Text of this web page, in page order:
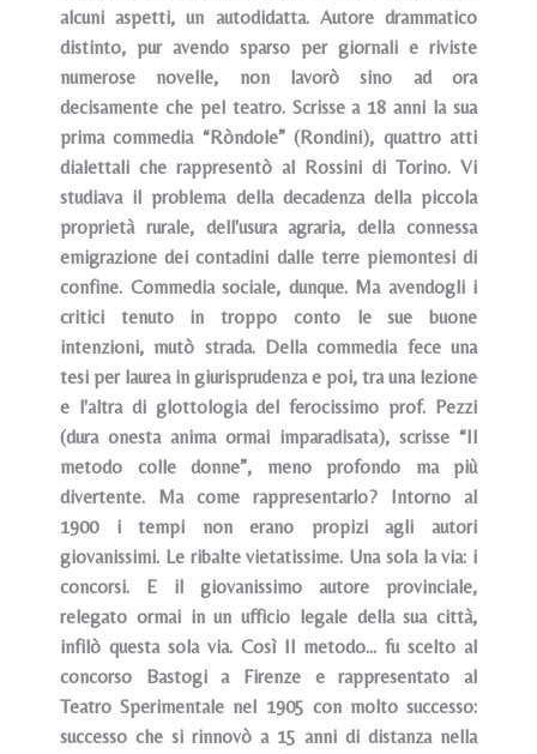
alcuni aspetti, un autodidatta. Autore drammatico
distinto, pur avendo sparso per giornali e riviste
numerose novelle, non lavorò sino ad ora
decisamente che pel teatro. Scrisse a 18 anni la sua
prima commedia “Ròndole” (Rondini), quattro atti
dialettali che rappresentò al Rossini di Torino. Vi
studiava il problema della decadenza della piccola
proprietà rurale, dell'usura agraria, della connessa
emigrazione dei contadini dalle terre piemontesi di
confine. Commedia sociale, dunque. Ma avendogli i
critici tenuto in troppo conto le sue buone
intenzioni, mutò strada. Della commedia fece una
tesi per laurea in giurisprudenza e poi, tra una lezione
e l'altra di glottologia del ferocissimo prof. Pezzi
(dura onesta anima ormai imparadisata), scrisse “Il
metodo colle donne”, meno profondo ma più
divertente. Ma come rappresentarlo? Intorno al
1900 i tempi non erano propizi agli autori
giovanissimi. Le ribalte vietatissime. Una sola la via: i
concorsi. E il giovanissimo autore provinciale,
relegato ormai in un ufficio legale della sua città,
infilò questa sola via. Così Il metodo... fu scelto al
concorso Bastogi a Firenze e rappresentato al
Teatro Sperimentale nel 1905 con molto successo:
successo che si rinnovò a 15 anni di distanza nella